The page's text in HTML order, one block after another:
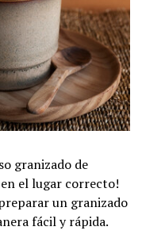
granizado de
en el lugar correcto!
un granizado
fácil y rápida.